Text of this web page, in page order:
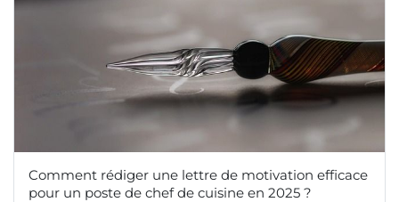
Comment rédiger une lettre de motivation efficace
pour un poste de chef de cuisine en 2025 ?